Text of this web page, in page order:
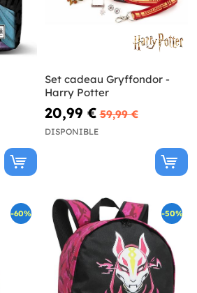
Set cadeau Gryffondor -
Harry Potter
20,99 € 59,99 €
DISPONIBLE
-60% -50%